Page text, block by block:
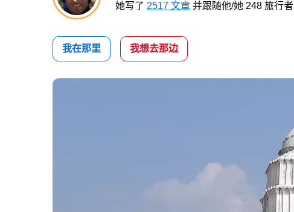
她写了 2517 文章 并跟随他/她 248 旅行者
我在那里 我想去那边